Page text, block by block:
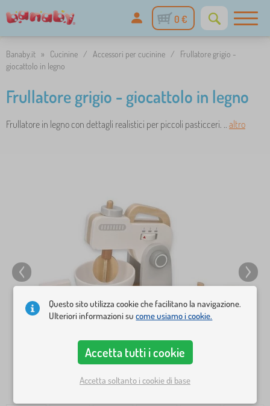
0 €
Banaby.it » Cucinine / Accessori per cucinine /
Frullatore grigio -
giocattolo in legno
Frullatore grigio - giocattolo in legno
Frullatore in legno con dettagli realistici per piccoli pasticceri. .. altro
Questo sito utilizza cookie che facilitano la navigazione.
Ulteriori informazioni sucome usiamo i cookie.
Accetta tutti i cookie
Accetta soltanto i cookie di base